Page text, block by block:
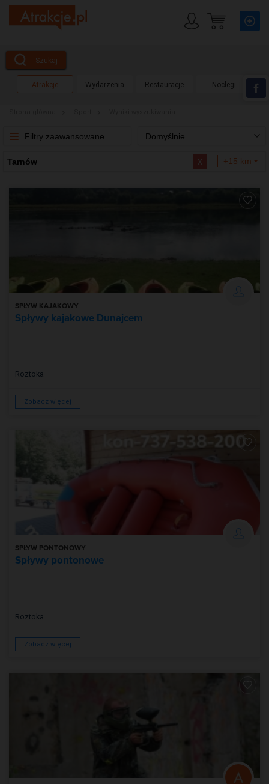
Szukaj
Atrakcje Wydarzenia Restauracje Noclegi
Filtry zaawansowane Domyślnie
Tarnów x +15 km
SPŁYW KAJAKOWY
Spływy kajakowe Dunajcem
Roztoka
Zobacz więcej
SPŁYW PONTONOWY
Spływy pontonowe
Roztoka
Zobacz więcej